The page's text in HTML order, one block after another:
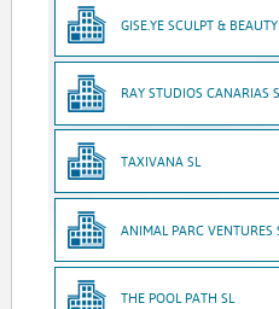
GISE.YE SCULPT & BEAUTY
RAY STUDIOS CANARIAS
TAXIVANA SL
ANIMAL PARC VENTURES
THE POOL PATH SL